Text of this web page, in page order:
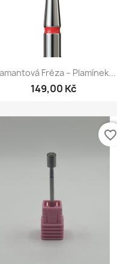
Fréza – Plamínek...
149,00 Kč
favorite_border